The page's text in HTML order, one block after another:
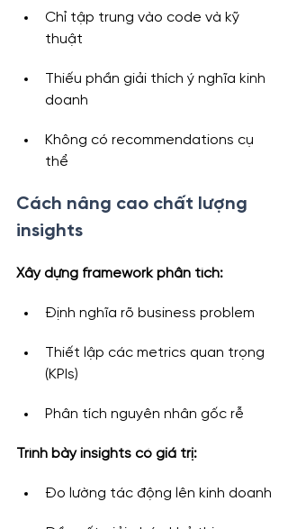
Chỉ tập trung vào code và kỹ
thuật
Thiếu phần giải thích ý nghĩa kinh
doanh
Không có recommendations cụ
thể
Cách nâng cao chất lượng
insights
Xây dựng framework phân tích:
Định nghĩa rõ business problem
Thiết lập các metrics quan trọng
(KPIs)
Phân tích nguyên nhân gốc rễ
Trình bày insights có giá trị:
Đo lường tác động lên kinh doanh